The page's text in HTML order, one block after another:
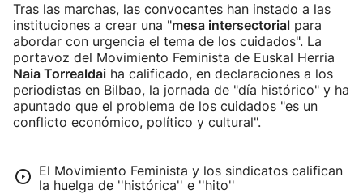
Tras las marchas, las convocantes han instado a las
instituciones a crear una "mesa intersectorial para
abordar con urgencia el tema de los cuidados". La
portavoz del Movimiento Feminista de Euskal Herria
Naia Torrealdai ha calificado, en declaraciones a los
periodistas en Bilbao, la jornada de "día histórico" y ha
apuntado que el problema de los cuidados "es un
conflicto económico, político y cultural".
El Movimiento Feminista y los sindicatos califican
la huelga de ''histórica'' e ''hito''